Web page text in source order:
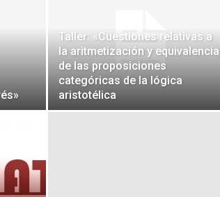
Taller: «Cuestiones relativas a
la aritmetización y equivalencia
de las proposiciones
categóricas de la lógica
aristotélica